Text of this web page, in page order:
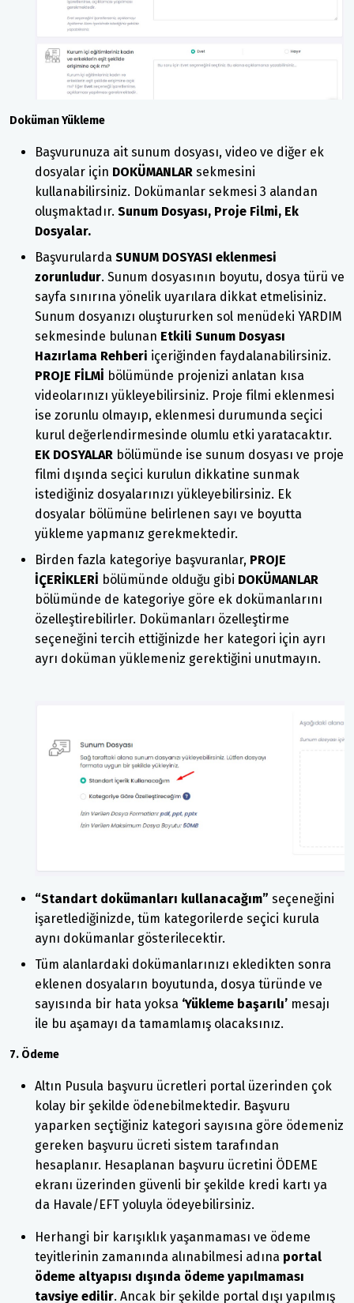
Doküman Yükleme
Başvurunuza ait sunum dosyası, video ve diğer ek
dosyalar için DOKÜMANLAR sekmesini
kullanabilirsiniz. Dokümanlar sekmesi 3 alandan
oluşmaktadır. Sunum Dosyası, Proje Filmi, Ek
Dosyalar.
Başvurularda SUNUM DOSYASI eklenmesi
zorunludur. Sunum dosyasının boyutu, dosya türü ve
sayfa sınırına yönelik uyarılara dikkat etmelisiniz.
Sunum dosyanızı oluştururken sol menüdeki YARDIM
sekmesinde bulunan Etkili Sunum Dosyası
Hazırlama Rehberi içeriğinden faydalanabilirsiniz.
PROJE FİLMİ bölümünde projenizi anlatan kısa
videolarınızı yükleyebilirsiniz. Proje filmi eklenmesi
ise zorunlu olmayıp, eklenmesi durumunda seçici
kurul değerlendirmesinde olumlu etki yaratacaktır.
EK DOSYALAR bölümünde ise sunum dosyası ve proje
filmi dışında seçici kurulun dikkatine sunmak
istediğiniz dosyalarınızı yükleyebilirsiniz. Ek
dosyalar bölümüne belirlenen sayı ve boyutta
yükleme yapmanız gerekmektedir.
Birden fazla kategoriye başvuranlar, PROJE
İÇERİKLERİ bölümünde olduğu gibi DOKÜMANLAR
bölümünde de kategoriye göre ek dokümanlarını
özelleştirebilirler. Dokümanları özelleştirme
seçeneğini tercih ettiğinizde her kategori için ayrı
ayrı doküman yüklemeniz gerektiğini unutmayın.
“Standart dokümanları kullanacağım” seçeneğini
işaretlediğinizde, tüm kategorilerde seçici kurula
aynı dokümanlar gösterilecektir.
Tüm alanlardaki dokümanlarınızı ekledikten sonra
eklenen dosyaların boyutunda, dosya türünde ve
sayısında bir hata yoksa ‘Yükleme başarılı’ mesajı
ile bu aşamayı da tamamlamış olacaksınız.
7. Ödeme
Altın Pusula başvuru ücretleri portal üzerinden çok
kolay bir şekilde ödenebilmektedir. Başvuru
yaparken seçtiğiniz kategori sayısına göre ödemeniz
gereken başvuru ücreti sistem tarafından
hesaplanır. Hesaplanan başvuru ücretini ÖDEME
ekranı üzerinden güvenli bir şekilde kredi kartı ya
da Havale/EFT yoluyla ödeyebilirsiniz.
Herhangi bir karışıklık yaşanmaması ve ödeme
teyitlerinin zamanında alınabilmesi adına portal
ödeme altyapısı dışında ödeme yapılmaması
tavsiye edilir. Ancak bir şekilde portal dışı yapılmış